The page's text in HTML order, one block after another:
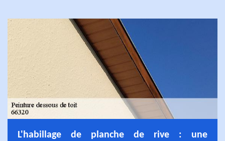
L'habillage de planche de rive : une